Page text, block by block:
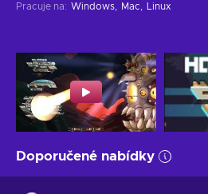
Pracuje na: Windows Mac Linux
Doporučené nabídky